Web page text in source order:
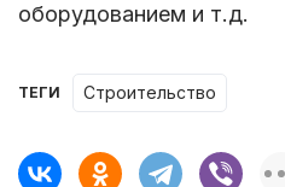
оборудованием и т.д.
ТЕГИ строительство